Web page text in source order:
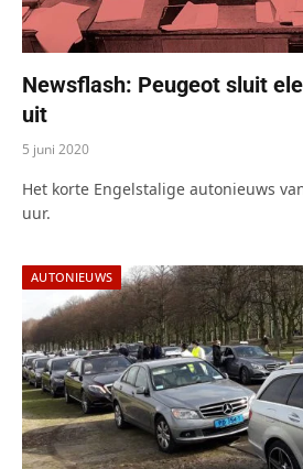
Newsflash: Peugeot sluit
uit
5 juni 2020
Het korte Engelstalige autonieuws
uur.
AUTONIEUWS